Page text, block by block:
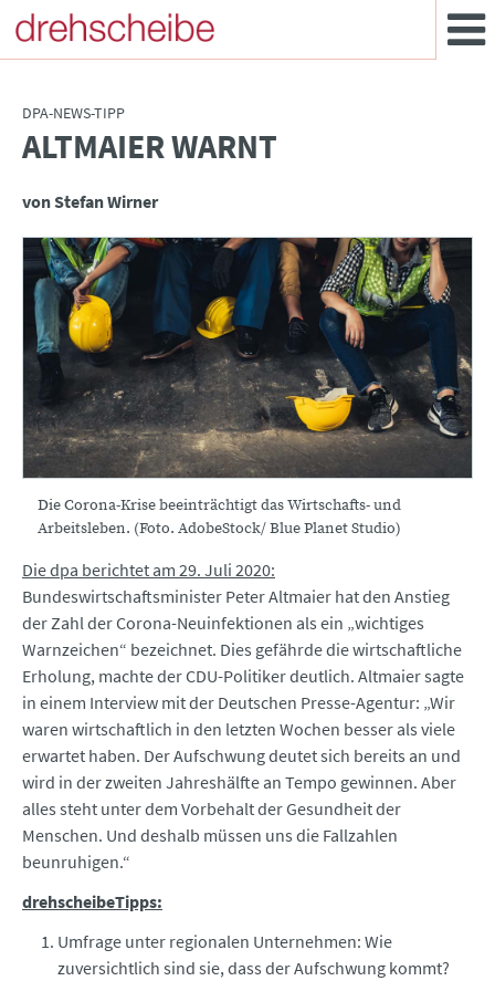
DPA-NEWS-TIPP
ALTMAIER WARNT
von Stefan Wirner
Die Corona-Krise beeinträchtigt das Wirtschafts- und
Arbeitsleben. (Foto. AdobeStock/ Blue Planet Studio)
Die dpa berichtet am 29. Juli 2020:
Bundeswirtschaftsminister Peter Altmaier hat den Anstieg
der Zahl der Corona-Neuinfektionen als ein „wichtiges
Warnzeichen“ bezeichnet. Dies gefährde die wirtschaftliche
Erholung, machte der CDU-Politiker deutlich. Altmaier sagte
in einem Interview mit der Deutschen Presse-Agentur: „Wir
waren wirtschaftlich in den letzten Wochen besser als viele
erwartet haben. Der Aufschwung deutet sich bereits an und
wird in der zweiten Jahreshälfte an Tempo gewinnen. Aber
alles steht unter dem Vorbehalt der Gesundheit der
Menschen. Und deshalb müssen uns die Fallzahlen
beunruhigen.“
drehscheibeTipps:
Umfrage unter regionalen Unternehmen: Wie
zuversichtlich sind sie, dass der Aufschwung kommt?